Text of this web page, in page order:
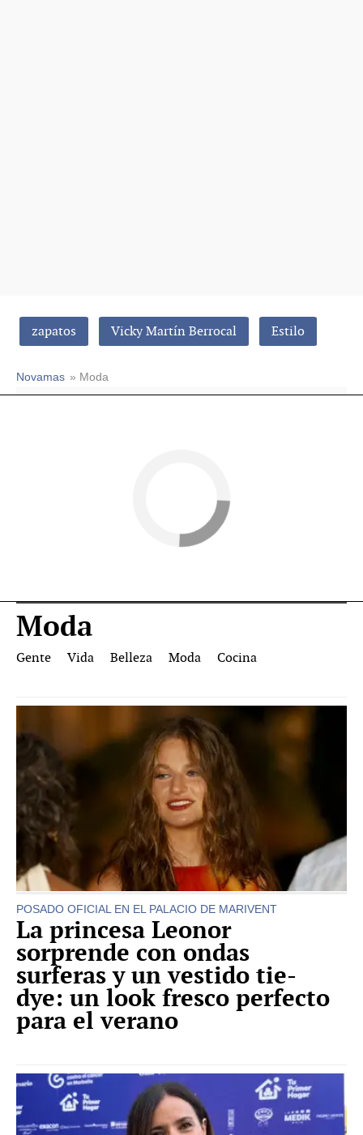
zapatos Vicky Martín Berrocal Estilo
Novamas » Moda
Moda
Gente Vida Belleza Moda Cocina
POSADO OFICIAL EN EL PALACIO DE MARIVENT
La princesa Leonor
sorprende con ondas
surferas y un vestido tie-
dye: un look fresco perfecto
para el verano